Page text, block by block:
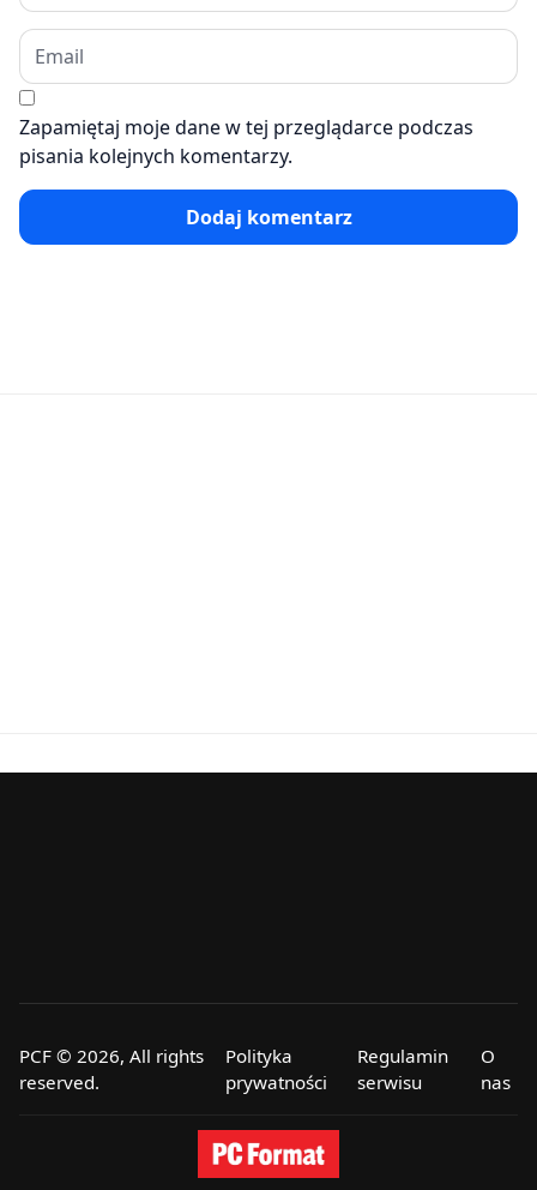
Zapamiętaj moje dane w tej przeglądarce podczas
pisania kolejnych komentarzy.
Dodaj komentarz
PCF © 2026, All rights
reserved.
Polityka
prywatności
Regulamin
serwisu
O
nas